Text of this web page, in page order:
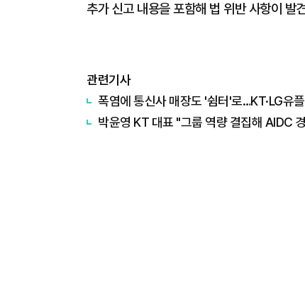
추가 신고 내용을 포함해 법 위반 사항이 발
관련기사
폭염에 통신사 매장도 '쉼터'로…KT·LG유
박윤영 KT 대표 "그룹 역량 결집해 AIDC